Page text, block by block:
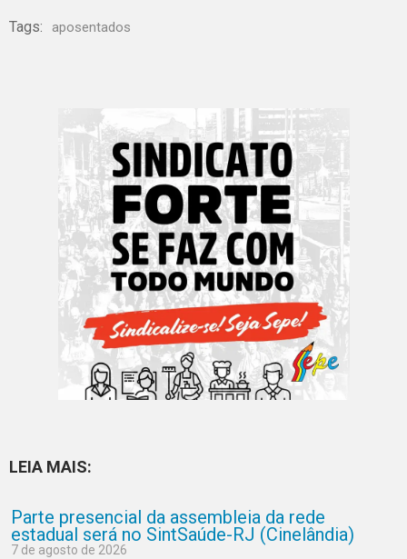
Tags: aposentados
LEIA MAIS:
Parte presencial da assembleia da rede
estadual será no SintSaúde-RJ (Cinelândia)
7 de agosto de 2026